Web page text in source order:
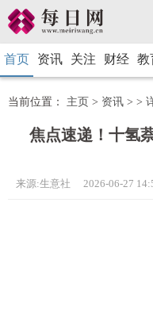
首页 资讯 关注 财经 教
当前位置： 主页 > 资讯 > >
焦点速递！十氢
来源:生意社 2026-06-27